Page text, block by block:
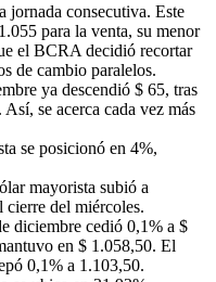
jornada consecutiva. Este
para la venta, su menor
el BCRA decidió recortar
de cambio paralelos.
ya descendió $ 65, tras
se acerca cada vez más
se posicionó en 4%,
mayorista subió a
cierre del miércoles.
diciembre cedió 0,1% a $
en $ 1.058,50. El
0,1% a 1.103,50.